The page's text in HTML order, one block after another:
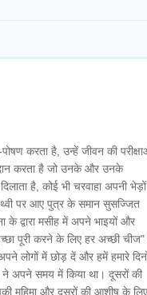
करता है, उन्हें जीवन की
करता है जो उनके और उनके
है, कोई भी चरवाहा अपनी भेड़ों
पर आए पुत्र के समान सुसज्जित
के द्वारा मसीह में अपने भाइयों और
पूरी करने के लिए हर अच्छी
लोगों में छोड़ दें और हमें हमारे
अपने समय में किया था। दूसरों की
और दूसरों की आशीष के लिए